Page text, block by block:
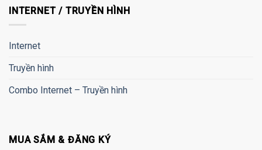
INTERNET / TRUYỀN HÌNH
Internet
Truyền hình
Combo Internet – Truyền hình
MUA SẮM & ĐĂNG KÝ